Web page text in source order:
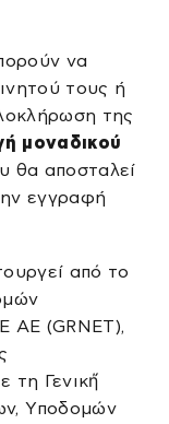
να
τους ή
της
μοναδικού
θα αποσταλεί
εγγραφή
από το
ΑΕ (GRNET),
τη Γενική́
Υποδομών